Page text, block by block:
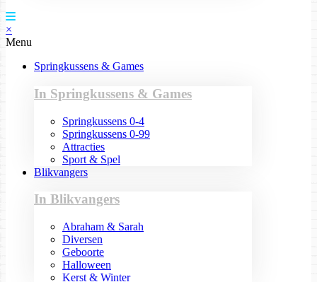
×
Menu
Springkussens & Games
In Springkussens & Games
Springkussens 0-4
Springkussens 0-99
Attracties
Sport & Spel
Blikvangers
In Blikvangers
Abraham & Sarah
Diversen
Geboorte
Halloween
Kerst & Winter